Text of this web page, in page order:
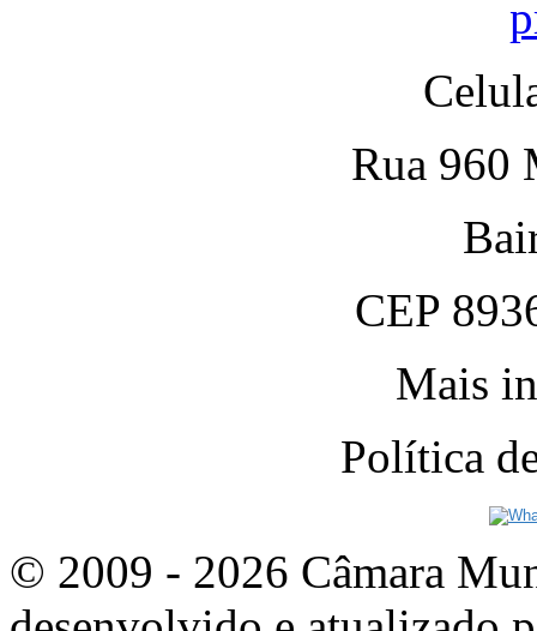
Rua 960
CEP
Mais
Política
© 2009 - 2026 Câmara